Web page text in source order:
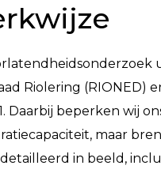
Riolering (RIONED)
Daarbij beperken wij
maar
in beeld,